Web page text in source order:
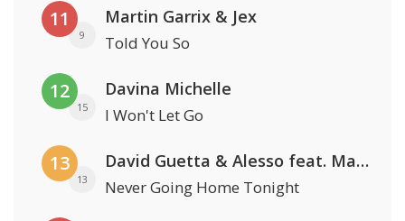
11
9
Martin Garrix & Jex
Told You So
12
15
Davina Michelle
I Won't Let Go
13
13
David Guetta & Alesso feat. Madison Love
Never Going Home Tonight